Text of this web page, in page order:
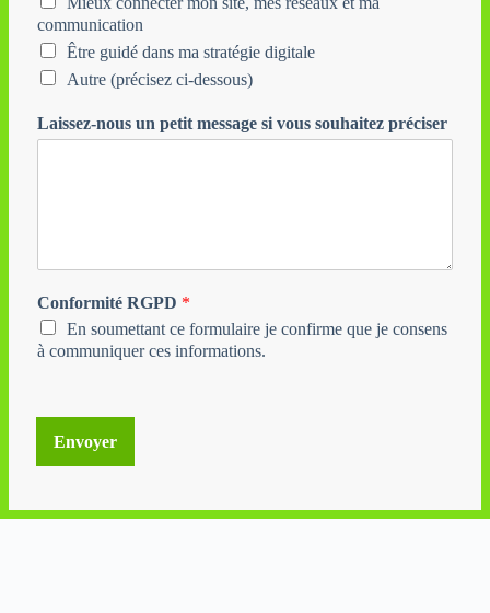
communication
Être guidé dans ma stratégie digitale
Autre (précisez ci-dessous)
Laissez-nous un petit message si vous souhaitez préciser
Conformité RGPD *
En soumettant ce formulaire je confirme que je consens
à communiquer ces informations.
Envoyer